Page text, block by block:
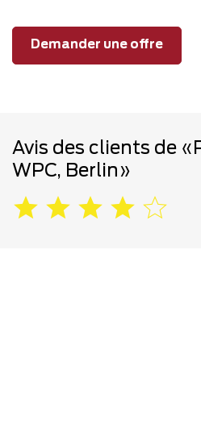
Demander une offre
Avis des clients de
WPC, Berlin»